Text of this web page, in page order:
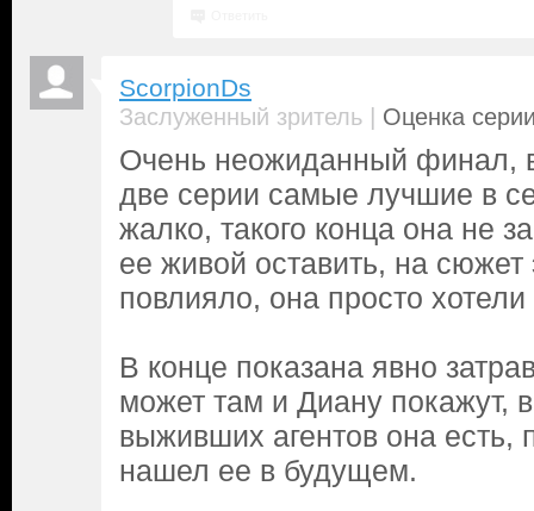
ScorpionDs
Заслуженный зритель | Оценка
Очень неожиданный финал,
две серии самые лучшие в
жалко, такого конца она не
ее живой оставить, на сюжет
повлияло, она просто
В конце показана явно
может там и Диану покажут,
выживших агентов она есть,
нашел ее в будущем.